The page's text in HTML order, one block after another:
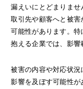
漏えいにとどまりま
取引先や顧客へと被
可能性があります。
抱える企業では、影響
被害の内容や対応状
影響を及ぼす可能性